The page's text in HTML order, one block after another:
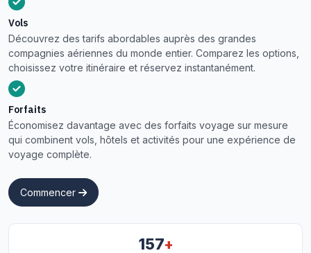
Vols
Découvrez des tarifs abordables auprès des grandes
compagnies aériennes du monde entier. Comparez les options,
choisissez votre itinéraire et réservez instantanément.
Forfaits
Économisez davantage avec des forfaits voyage sur mesure
qui combinent vols, hôtels et activités pour une expérience de
voyage complète.
Commencer
157+